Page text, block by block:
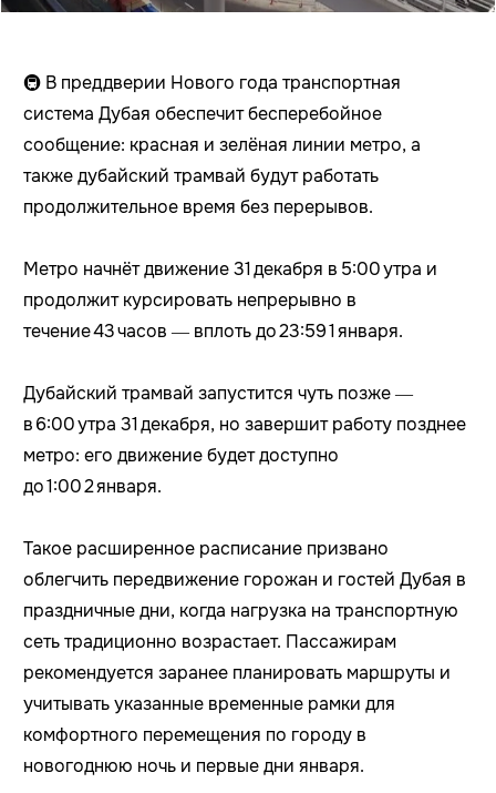
🚇 В преддверии Нового года транспортная
система Дубая обеспечит бесперебойное
сообщение: красная и зелёная линии метро, а
также дубайский трамвай будут работать
продолжительное время без перерывов.
Метро начнёт движение 31 декабря в 5:00 утра и
продолжит курсировать непрерывно в
течение 43 часов — вплоть до 23:59 1 января.
Дубайский трамвай запустится чуть позже —
в 6:00 утра 31 декабря, но завершит работу позднее
метро: его движение будет доступно
до 1:00 2 января.
Такое расширенное расписание призвано
облегчить передвижение горожан и гостей Дубая в
праздничные дни, когда нагрузка на транспортную
сеть традиционно возрастает. Пассажирам
рекомендуется заранее планировать маршруты и
учитывать указанные временные рамки для
комфортного перемещения по городу в
новогоднюю ночь и первые дни января.